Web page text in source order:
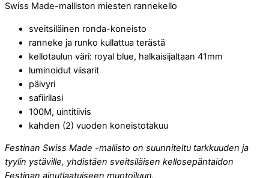
Swiss Made-malliston miesten rannekello
sveitsiläinen ronda-koneisto
ranneke ja runko kullattua terästä
kellotaulun väri: royal blue, halkaisijaltaan 41mm
luminoidut viisarit
päivyri
safiirilasi
100M, uintitiivis
kahden (2) vuoden koneistotakuu
Festinan Swiss Made -mallisto on suunniteltu tarkkuuden ja
tyylin ystäville, yhdistäen sveitsiläisen kellosepäntaidon
Festinan ainutlaatuiseen muotoiluun.